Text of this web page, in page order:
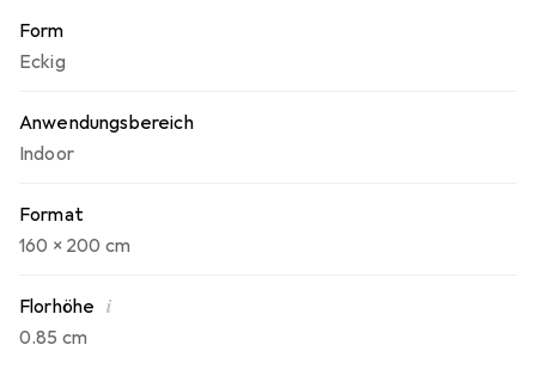
Form
Eckig
Anwendungsbereich
Indoor
Format
160 x 200 cm
Florhöhe i
0.85 cm